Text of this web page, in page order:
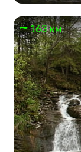
163 км